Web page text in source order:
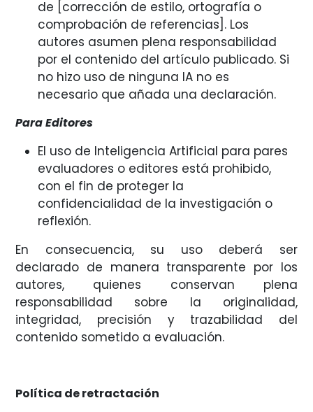
de [corrección de estilo, ortografía o
comprobación de referencias]. Los
autores asumen plena responsabilidad
por el contenido del artículo publicado. Si
no hizo uso de ninguna IA no es
necesario que añada una declaración.
Para Editores
El uso de Inteligencia Artificial para pares
evaluadores o editores está prohibido,
con el fin de proteger la
confidencialidad de la investigación o
reflexión.
En consecuencia, su uso deberá ser
declarado de manera transparente por los
autores, quienes conservan plena
responsabilidad sobre la originalidad,
integridad, precisión y trazabilidad del
contenido sometido a evaluación.
Política de retractación